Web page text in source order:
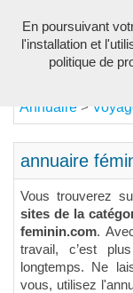
Annuaire >
annuaire
Vous trouverez
sites de la
feminin.com.
travail, c’est
longtemps. Ne
vous, utilisez
En poursuivant
l'installation et
politique de